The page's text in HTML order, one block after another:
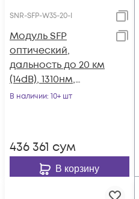
SNR-SFP-W35-20-I
Модуль SFP
оптический,
дальность до 20 км
(14dB), 1310нм,
индустриальный
В наличии: 10+ шт
436 361 сум
В корзину